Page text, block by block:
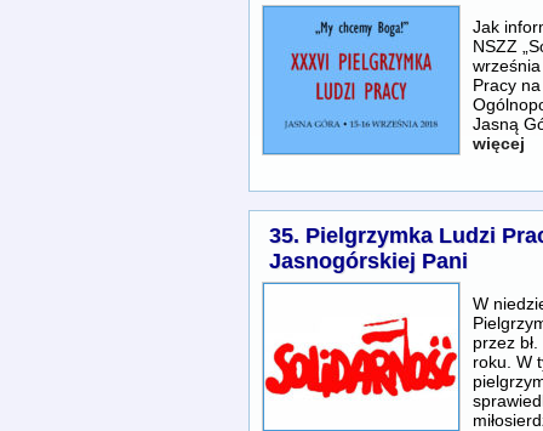
Jak
NSZZ
Pracy
Jasną
więcej
35. Pielgrzymka Ludzi
Jasnogórskiej Pani
W
przez
roku. W